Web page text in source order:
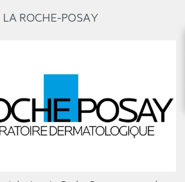
LA ROCHE-POSAY